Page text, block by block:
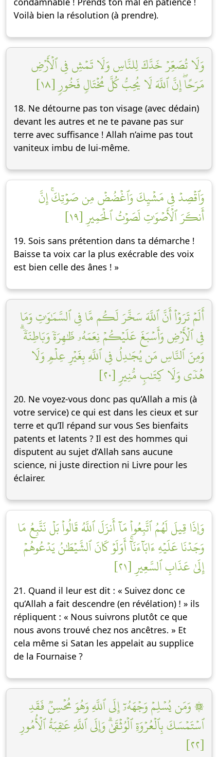
Voilà bien la résolution (à prendre).
وَلَا تُصَعِّرۡ خَدَّكَ لِلنَّاسِ وَلَا تَمۡشِ فِي ٱلۡأَرۡضِ
مَرَحًاۖ إِنَّ ٱللَّهَ لَا يُحِبُّ كُلَّ مُخۡتَالٖ فَخُورٖ [١٨]
18. Ne détourne pas ton visage (avec dédain)
devant les autres et ne te pavane pas sur
terre avec suffisance ! Allah n’aime pas tout
vaniteux imbu de lui-même.
وَٱقۡصِدۡ فِي مَشۡيِكَ وَٱغۡضُضۡ مِن صَوۡتِكَۚ إِنَّ
أَنكَرَ ٱلۡأَصۡوَٰتِ لَصَوۡتُ ٱلۡحَمِيرِ [١٩]
19. Sois sans prétention dans ta démarche !
Baisse ta voix car la plus exécrable des voix
est bien celle des ânes ! »
أَلَمۡ تَرَوۡاْ أَنَّ ٱللَّهَ سَخَّرَ لَكُم مَّا فِي ٱلسَّمَٰوَٰتِ وَمَا
فِي ٱلۡأَرۡضِ وَأَسۡبَغَ عَلَيۡكُمۡ نِعَمَهُۥ ظَٰهِرَةٗ وَبَاطِنَةٗۗ
وَمِنَ ٱلنَّاسِ مَن يُجَٰدِلُ فِي ٱللَّهِ بِغَيۡرِ عِلۡمٖ وَلَا
هُدٗى وَلَا كِتَٰبٖ مُّنِيرٖ [٢٠]
20. Ne voyez-vous donc pas qu’Allah a mis (à
votre service) ce qui est dans les cieux et sur
terre et qu’Il répand sur vous Ses bienfaits
patents et latents ? Il est des hommes qui
disputent au sujet d’Allah sans aucune
science, ni juste direction ni Livre pour les
éclairer.
وَإِذَا قِيلَ لَهُمُ ٱتَّبِعُواْ مَآ أَنزَلَ ٱللَّهُ قَالُواْ بَلۡ نَتَّبِعُ مَا
وَجَدۡنَا عَلَيۡهِ ءَابَآءَنَآۚ أَوَلَوۡ كَانَ ٱلشَّيۡطَٰنُ يَدۡعُوهُمۡ
إِلَىٰ عَذَابِ ٱلسَّعِيرِ [٢١]
21. Quand il leur est dit : « Suivez donc ce
qu’Allah a fait descendre (en révélation) ! » ils
répliquent : « Nous suivrons plutôt ce que
nous avons trouvé chez nos ancêtres. » Et
cela même si Satan les appelait au supplice
de la Fournaise ?
۞ وَمَن يُسۡلِمۡ وَجۡهَهُۥٓ إِلَى ٱللَّهِ وَهُوَ مُحۡسِنٞ فَقَدِ
ٱسۡتَمۡسَكَ بِٱلۡعُرۡوَةِ ٱلۡوُثۡقَىٰۗ وَإِلَى ٱللَّهِ عَٰقِبَةُ ٱلۡأُمُورِ
[٢٢]